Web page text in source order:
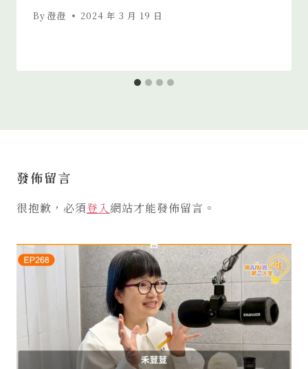
By 澄澄 2024 年 3 月 19 日
發佈留言
很抱歉，必須登入 網站才能發佈留言。